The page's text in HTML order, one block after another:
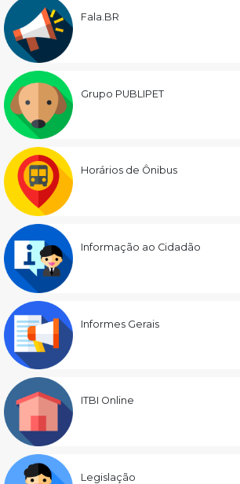
Fala.BR
Grupo PUBLIPET
Horários de Ônibus
Informação ao Cidadão
Informes Gerais
ITBI Online
Legislação